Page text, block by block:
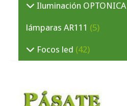
Iluminación OPTONICA
lámparas AR111 (5)
Focos led (42)